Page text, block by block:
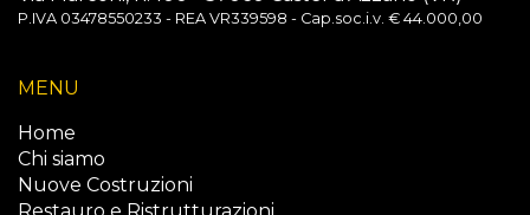
P.IVA 03478550233 - REA VR339598 - Cap.soc.i.v. € 44.000,00
MENU
Home
Chi siamo
Nuove Costruzioni